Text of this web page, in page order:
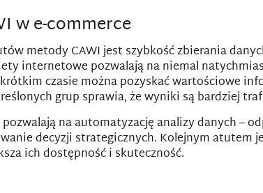
w e-commerce
metody CAWI jest szybkość zbierania
internetowe pozwalają na niemal
czasie można pozyskać wartościowe
grup sprawia, że wyniki są bardziej
pozwalają na automatyzację analizy danych –
decyzji strategicznych. Kolejnym
ich dostępność i skuteczność.